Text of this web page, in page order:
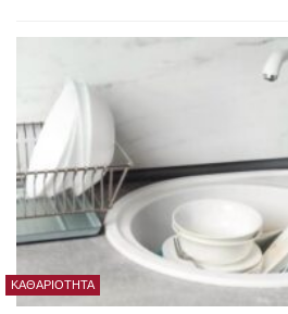
ΚΑΘΑΡΙΌΤΗΤΑ